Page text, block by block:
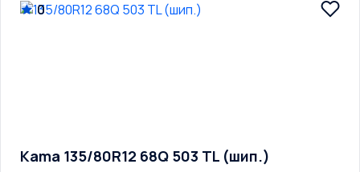
0
Kama 135/80R12 68Q 503 TL (шип.)